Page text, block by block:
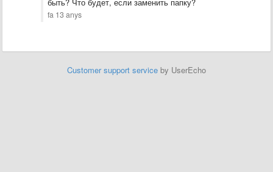
fa 13 anys
Customer support service by UserEcho